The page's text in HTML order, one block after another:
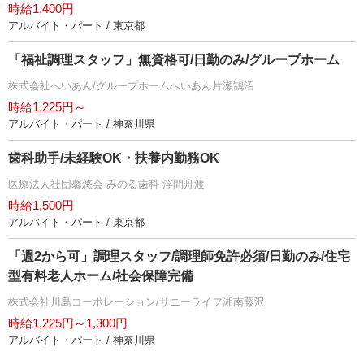
時給1,400円
アルバイト・パート / 東京都
「福祉調理スタッフ」無資格可/日勤のみ/グループホーム
株式会社へいあん/グループホームへいあん片瀬鵠沼
時給1,225円～
アルバイト・パート / 神奈川県
歯科助手/未経験OK・扶養内勤務OK
医療法人社団馨悠会 みのる歯科 浮間舟渡
時給1,500円
アルバイト・パート / 東京都
「週2から可」調理スタッフ/調理師免許必須/日勤のみ/住宅
型有料老人ホーム/社会保障完備
株式会社川島コーポレーション/サニーライフ湘南藤沢
時給1,225円～1,300円
アルバイト・パート / 神奈川県